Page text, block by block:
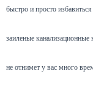
быстро и просто
заиленые канализационные
не отнимет у вас много